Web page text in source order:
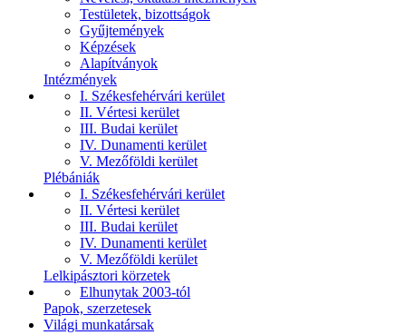
Testületek, bizottságok
Gyűjtemények
Képzések
Alapítványok
Intézmények
I. Székesfehérvári kerület
II. Vértesi kerület
III. Budai kerület
IV. Dunamenti kerület
V. Mezőföldi kerület
Plébániák
I. Székesfehérvári kerület
II. Vértesi kerület
III. Budai kerület
IV. Dunamenti kerület
V. Mezőföldi kerület
Lelkipásztori körzetek
Elhunytak 2003-tól
Papok, szerzetesek
Világi munkatársak